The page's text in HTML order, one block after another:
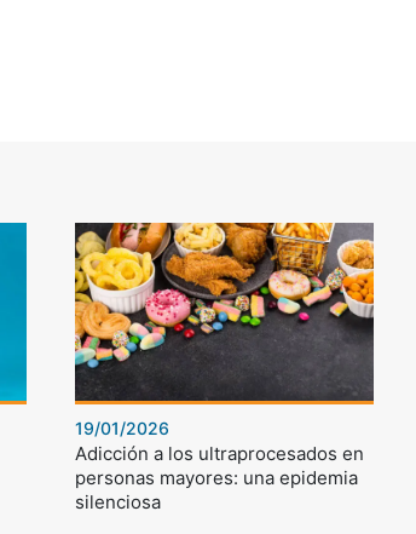
19/01/2026
Adicción a los ultraprocesados en
personas mayores: una epidemia
silenciosa